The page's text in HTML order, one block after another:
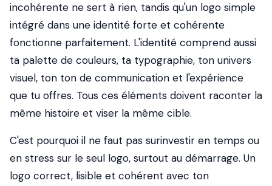
incohérente ne sert à rien, tandis qu'un logo simple
intégré dans une identité forte et cohérente
fonctionne parfaitement. L'identité comprend aussi
ta palette de couleurs, ta typographie, ton univers
visuel, ton ton de communication et l'expérience
que tu offres. Tous ces éléments doivent raconter la
même histoire et viser la même cible.
C'est pourquoi il ne faut pas surinvestir en temps ou
en stress sur le seul logo, surtout au démarrage. Un
logo correct, lisible et cohérent avec ton